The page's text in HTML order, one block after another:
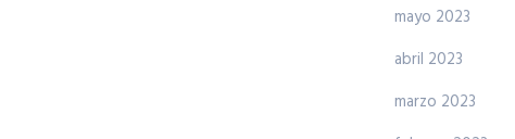
mayo 2023
abril 2023
marzo 2023